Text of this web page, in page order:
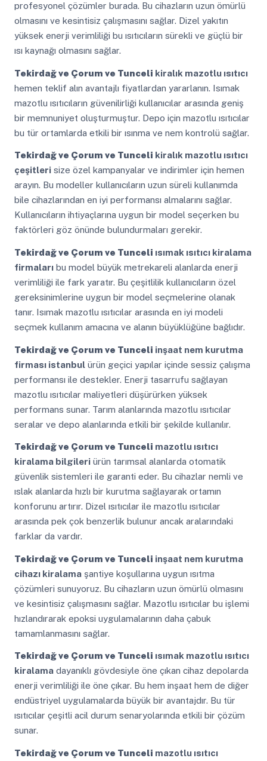
profesyonel çözümler burada. Bu cihazların uzun ömürlü
olmasını ve kesintisiz çalışmasını sağlar. Dizel yakıtın
yüksek enerji verimliliği bu ısıtıcıların sürekli ve güçlü bir
ısı kaynağı olmasını sağlar.
Tekirdağ ve Çorum ve Tunceli kiralık mazotlu ısıtıcı
hemen teklif alın avantajlı fiyatlardan yararlanın. Isımak
mazotlu ısıtıcıların güvenilirliği kullanıcılar arasında geniş
bir memnuniyet oluşturmuştur. Depo için mazotlu ısıtıcılar
bu tür ortamlarda etkili bir ısınma ve nem kontrolü sağlar.
Tekirdağ ve Çorum ve Tunceli kiralık mazotlu ısıtıcı
çeşitlerisize özel kampanyalar ve indirimler için hemen
arayın. Bu modeller kullanıcıların uzun süreli kullanımda
bile cihazlarından en iyi performansı almalarını sağlar.
Kullanıcıların ihtiyaçlarına uygun bir model seçerken bu
faktörleri göz önünde bulundurmaları gerekir.
Tekirdağ ve Çorum ve Tunceli ısımak ısıtıcı kiralama
firmalarıbu model büyük metrekareli alanlarda enerji
verimliliği ile fark yaratır. Bu çeşitlilik kullanıcıların özel
gereksinimlerine uygun bir model seçmelerine olanak
tanır. Isımak mazotlu ısıtıcılar arasında en iyi modeli
seçmek kullanım amacına ve alanın büyüklüğüne bağlıdır.
Tekirdağ ve Çorum ve Tunceli inşaat nem kurutma
firması istanbulürün geçici yapılar içinde sessiz çalışma
performansı ile destekler. Enerji tasarrufu sağlayan
mazotlu ısıtıcılar maliyetleri düşürürken yüksek
performans sunar. Tarım alanlarında mazotlu ısıtıcılar
seralar ve depo alanlarında etkili bir şekilde kullanılır.
Tekirdağ ve Çorum ve Tunceli mazotlu ısıtıcı
kiralama bilgileriürün tarımsal alanlarda otomatik
güvenlik sistemleri ile garanti eder. Bu cihazlar nemli ve
ıslak alanlarda hızlı bir kurutma sağlayarak ortamın
konforunu artırır. Dizel ısıtıcılar ile mazotlu ısıtıcılar
arasında pek çok benzerlik bulunur ancak aralarındaki
farklar da vardır.
Tekirdağ ve Çorum ve Tunceli inşaat nem kurutma
cihazı kiralamaşantiye koşullarına uygun ısıtma
çözümleri sunuyoruz. Bu cihazların uzun ömürlü olmasını
ve kesintisiz çalışmasını sağlar. Mazotlu ısıtıcılar bu işlemi
hızlandırarak epoksi uygulamalarının daha çabuk
tamamlanmasını sağlar.
Tekirdağ ve Çorum ve Tunceli ısımak mazotlu ısıtıcı
kiralamadayanıklı gövdesiyle öne çıkan cihaz depolarda
enerji verimliliği ile öne çıkar. Bu hem inşaat hem de diğer
endüstriyel uygulamalarda büyük bir avantajdır. Bu tür
ısıtıcılar çeşitli acil durum senaryolarında etkili bir çözüm
sunar.
Tekirdağ ve Çorum ve Tunceli mazotlu ısıtıcı